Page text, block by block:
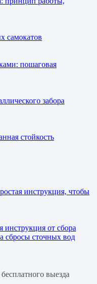
самокатов
пошаговая
забора
стойкость
инструкция, чтобы
инструкция от сбора
сбросы сточных вод
выезда